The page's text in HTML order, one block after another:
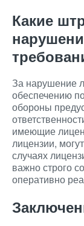
Какие
За нарушение
обеспечению
обороны
имеющие
лицензии,
случаях
важно строго
оперативно